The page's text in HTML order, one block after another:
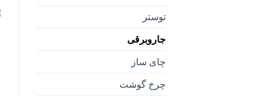
توستر
جاروبرقی
چای ساز
چرخ گوشت